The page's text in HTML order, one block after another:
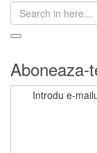
Search
for:
Aboneaza-
Introdu e-